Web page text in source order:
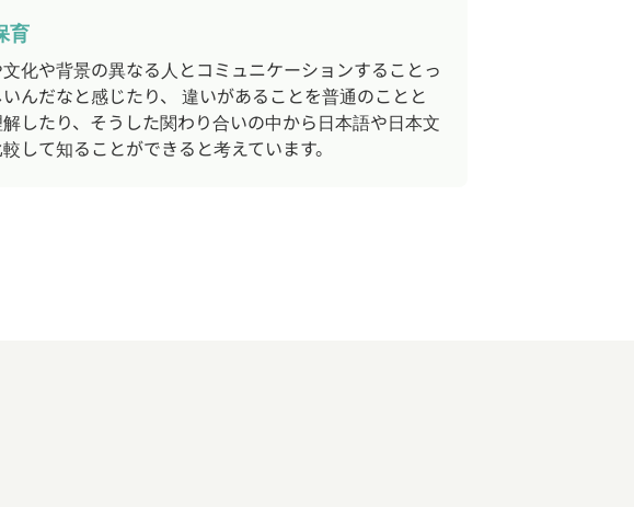
育
化や背景の異なる人とコミュニケーションすることっ
んだなと感じたり、 違いがあることを普通のことと
解したり、そうした関わり合いの中から日本語や日本文
して知ることができると考えています。